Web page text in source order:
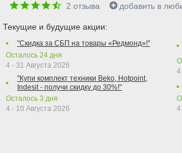
2 отзыва добавить в
Текущие и будущие акции:
"Скидка за СБП на товары «Редмонд»!"
Осталось 24 дня
4 - 31 Августа 2026
"Купи комплект техники Beko, Hotpoint,
Indesit - получи скидку до 30%!"
Осталось 3 дня
4 - 10 Августа 2026
4
4